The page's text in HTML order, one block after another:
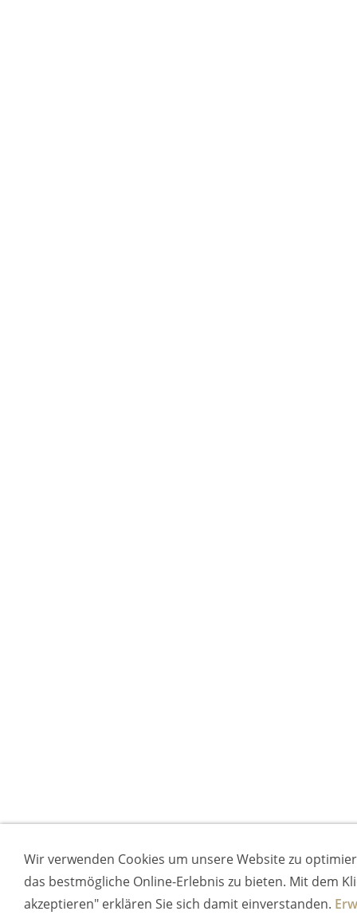
Wir verwenden Cookies um unsere Website zu
das bestmögliche Online-Erlebnis zu bieten. Mit dem
akzeptieren" erklären Sie sich damit einverstanden.